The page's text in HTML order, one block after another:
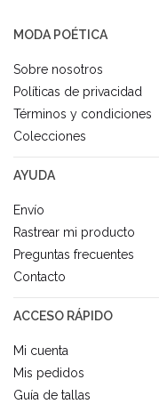
MODA POÉTICA
Sobre nosotros
Políticas de privacidad
Términos y condiciones
Colecciones
AYUDA
Envío
Rastrear mi producto
Preguntas frecuentes
Contacto
ACCESO RÁPIDO
Mi cuenta
Mis pedidos
Guía de tallas